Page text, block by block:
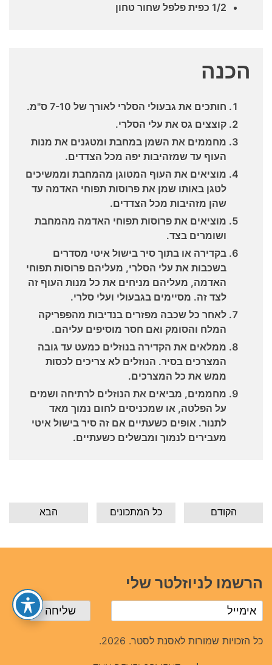
1/2 כפית פלפל שחור טחון
הכנה
חותכים את גבעולי הסלרי לאורך של 7-10 ס"מ.
קוצצים גס את עלי הסלרי.
מחממים את השמן במחבת ומטגנים את מנות
העוף עד שמזהיבות יפה מכל הצדדים.
מוציאים את העוף המטוגן מהמחבת וממשיכים
לטגן באותו שמן את פרוסות תפוחי האדמה עד
שהן מזהיבות מכל הצדדים.
מוציאים את פרוסות תפוחי האדמה מהמחבת
ושומרים בצד.
בקדירה או בתוך סיר בישול איטי מסדרים
בשכבות את עלי הסלרי, מעליהם פרוסות תפוחי
האדמה, מעליהם מניחים את כל מנות העוף זה
לצד זה. מסיימים בגבעולי ועלי סלרי.
לאחר כל שכבה מפזרים בנדיבות מהפפריקה
המלח והסומק ואם חסר מוסיפים עליהם.
ממלאים את הקדירה בנוזלים כמעט עד גובה
המצרכים בסיר. הנוזלים לא צריכים לכסות
ממש את כל המצרכים.
מחממים, מביאים את הנוזלים לרתיחה ושמים
על הפלטה, או שמכניסים לחום נמוך מאד
לתנור. אופים כשעתיים אם זה סיר בישול איטי
מעבירים לנמוך ומבשלים כשעתיים.
הבא כל המתכונים הקודם
הרשמו לניוזלטר שלי
כל הזכויות שמורות לאסנת לסטר. 2026.